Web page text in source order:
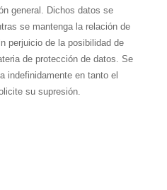
general. Dichos datos se
se mantenga la relación de
perjuicio de la posibilidad de
de protección de datos. Se
indefinidamente en tanto el
su supresión.